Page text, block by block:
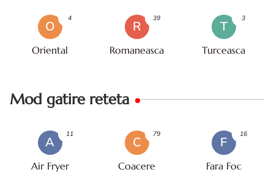
O
Oriental
4
R
Romaneasca
39
T
Turceasca
3
Mod gatire reteta
A
Air Fryer
11
C
Coacere
79
F
Fara Foc
16